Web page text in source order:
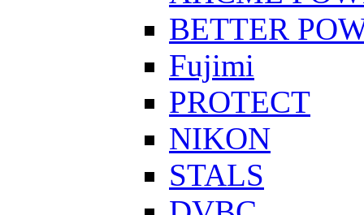
BETTER
Fujimi
PROTECT
NIKON
STALS